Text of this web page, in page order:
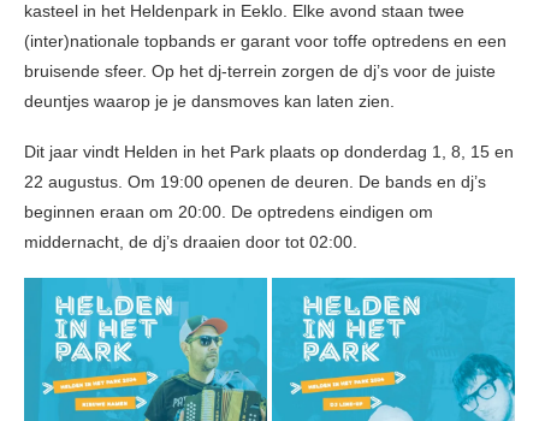
kasteel in het Heldenpark in Eeklo. Elke avond staan twee
(inter)nationale topbands er garant voor toffe optredens en een
bruisende sfeer. Op het dj-terrein zorgen de dj’s voor de juiste
deuntjes waarop je je dansmoves kan laten zien.
Dit jaar vindt Helden in het Park plaats op donderdag 1, 8, 15 en
22 augustus. Om 19:00 openen de deuren. De bands en dj’s
beginnen eraan om 20:00. De optredens eindigen om
middernacht, de dj’s draaien door tot 02:00.